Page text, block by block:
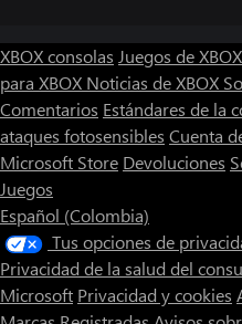
XBOX consolas Juegos de XBOX
para XBOX Noticias de XBOX
Comentarios Estándares de la
ataques fotosensibles Cuenta
Microsoft Store Devoluciones
Juegos
Español (Colombia)
Tus opciones de
Privacidad de la salud del
Microsoft Privacidad y cookies